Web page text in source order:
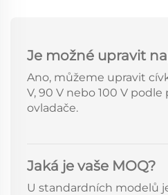
Je možné upravit
Ano, můžeme upravit
V, 90 V nebo 100 V
ovladače.
Jaká je vaše MOQ?
U standardních modelů